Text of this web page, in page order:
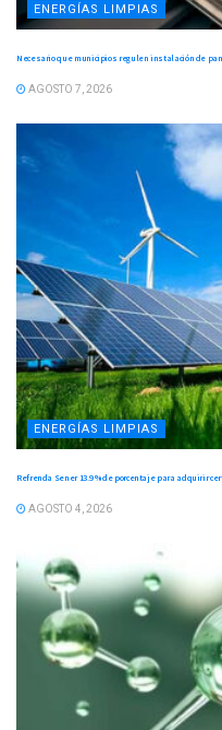
ENERGÍAS LIMPIAS
Necesario que municipios regulen instalación de
AGOSTO 7, 2026
ENERGÍAS LIMPIAS
Refrenda Sener 13.9 % de porcentaje para adquirir
AGOSTO 4, 2026